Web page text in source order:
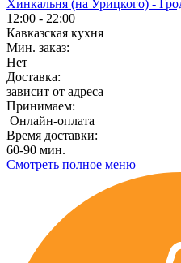
Хинкальня (на Урицкого) -
12:00 - 22:00
Кавказская кухня
Мин. заказ:
Нет
Доставка:
зависит от адреса
Принимаем:
Онлайн-оплата
Время доставки:
60-90 мин.
Смотреть полное меню